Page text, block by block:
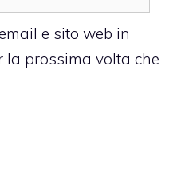
e sito web in
la prossima volta che